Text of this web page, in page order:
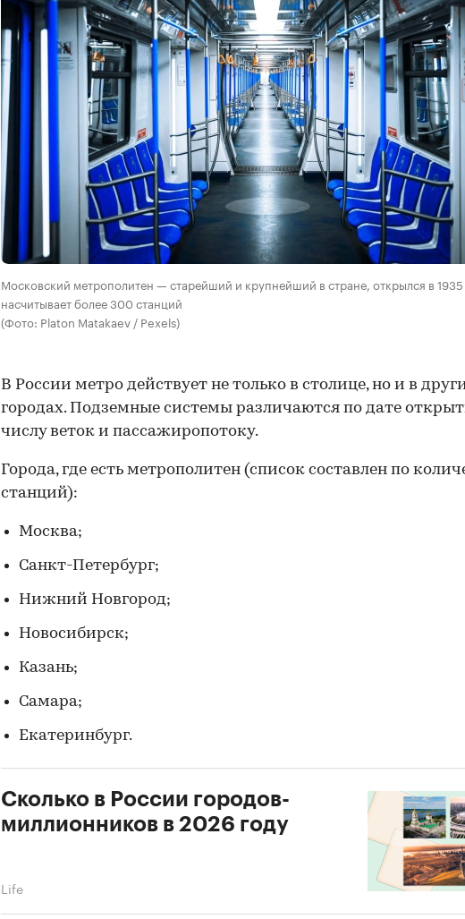
00:00 / 00:00
Московский метрополитен — старейший и крупнейший в стране, открылся в
насчитывает более 300 станций
(Фото: Platon Matakaev / Pexels)
В России метро действует не только в столице, но и в
городах. Подземные системы различаются по дате
числу веток и пассажиропотоку.
Города, где есть метрополитен (список составлен по
станций):
Москва;
Санкт-Петербург;
Нижний Новгород;
Новосибирск;
Казань;
Самара;
Екатеринбург.
Сколько в России городов-
миллионников в 2026 году
Life